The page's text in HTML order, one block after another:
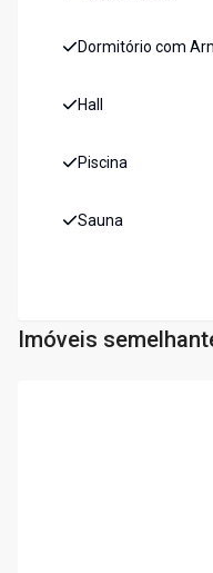
Dormitório com
Hall
Piscina
Sauna
Imóveis